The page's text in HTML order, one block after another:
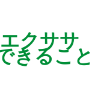
クササ
きること